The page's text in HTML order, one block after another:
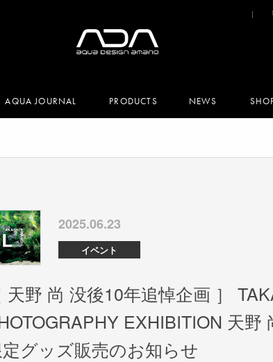
AQUA JOURNAL PRODUCTS NEWS
2025.06.23
イベント
天野 尚 没後10年追悼企画 ］
EXHIBITION 天
グッズ販売のお知らせ